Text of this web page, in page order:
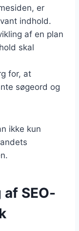
er
indhold.
af en plan
skal
for, at
søgeord og
ikke kun
SEO-